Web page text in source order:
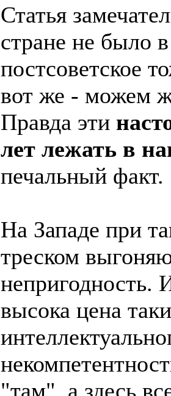
Статья
стране не было
постсоветское
вот же - можем
Правда эти
лет лежать в
печальный факт.
На Западе при
треском
непригодность.
высока цена
"там", а здесь